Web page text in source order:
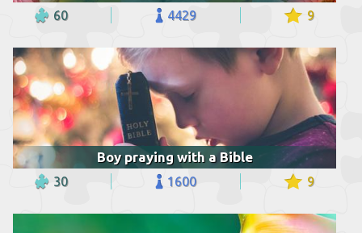
60 4429 9
Boy praying with a Bible
30 1600 9